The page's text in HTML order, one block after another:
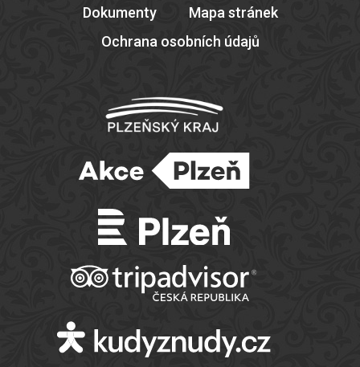
Dokumenty
Mapa stránek
Ochrana osobních údajů